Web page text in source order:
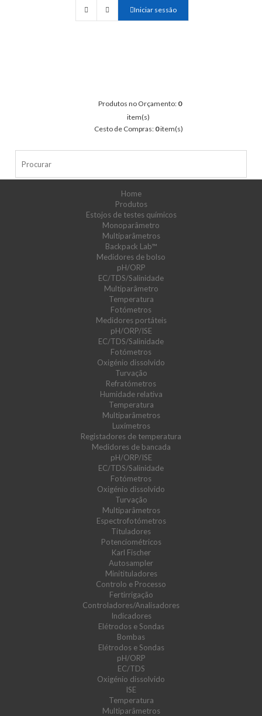
Iniciar sessão
Produtos no Orçamento: 0
item(s)
Cesto de Compras: 0item(s)
Home
Produtos
Estojos de testes químicos
Monoparâmetro
Multiparâmetros
Backpack Lab™
Medidores de bolso
pH/ORP
EC/TDS/Salinidade
Multiparâmetro
Temperatura
Fotómetros
Medidores portáteis
pH/ORP/ISE
EC/TDS/Salinidade
Fotómetros
Oxigénio dissolvido
Turvação
Refratómetros
Humidade relativa
Temperatura
Multiparâmetros
Luxímetros
Registadores de temperatura
Medidores de bancada
pH/ORP/ISE
EC/TDS/Salinidade
Fotómetros
Oxigénio dissolvido
Turvação
Multiparâmetros
Espectrofotómetros
Tituladores
Potenciométricos
Karl Fischer
Autosampler
Minitituladores
Controlo e Processo
Fertirrigação
Controladores/Analisadores
Indicadores
Elétrodos e Sondas
Bombas
Elétrodos e Sondas
pH/ORP
EC/TDS
Oxigénio dissolvido
ISE
Temperatura
Multiparâmetros